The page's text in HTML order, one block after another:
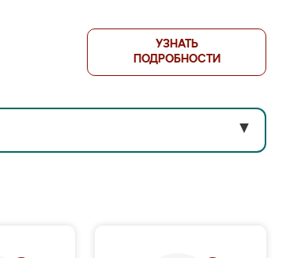
УЗНАТЬ
ПОДРОБНОСТИ
▼